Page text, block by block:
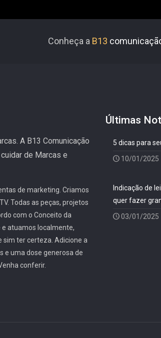
Conheça a B13
A B13 Comunicação
de Marcas e
de marketing. Criamos
Todas as peças, projetos
com o Conceito da
atuamos localmente,
sim ter certeza. Adicione a
e uma dose generosa de
conferir.
Últimas
5 dicas para
10/01/2025
Indicação de
quer fazer
03/01/2025